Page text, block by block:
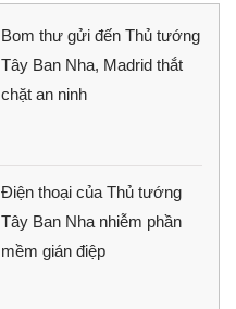
Bom thư gửi đến Thủ tướng
Tây Ban Nha, Madrid thắt
chặt an ninh
Điện thoại của Thủ tướng
Tây Ban Nha nhiễm phần
mềm gián điệp